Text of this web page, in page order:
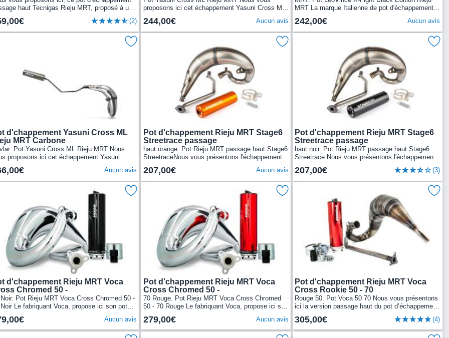
haut Tecnigas Rieju MRT, proposé à un
très intéressant.Ce pot d’échappement...
(2)
proposons ici cet échappement Yasuni Cross ML
d’acier...
244,00€ Aucun avis
MRT La marque Italienne de pot d'échappement
Leo Vince...
242,00€ Aucun avis
d'chappement Yasuni Cross ML
MRT Carbone
Pot Yasuni Cross ML Rieju MRT Nous
proposons ici cet échappement Yasuni
d’acier...
Aucun avis
Pot d'chappement Rieju MRT Stage6
Streetrace passage
haut orange. Pot Rieju MRT passage haut Stage6
StreetraceNous vous présentons l'échappement
Moto 50cc 2 temps,...
207,00€ Aucun avis
Pot d'chappement Rieju MRT Stage6
Streetrace passage
haut noir. Pot Rieju MRT passage haut Stage6
Streetrace Nous vous présentons l'échappement
Moto 50cc 2 temps,...
207,00€ (3)
d'chappement Rieju MRT Voca
Chromed 50 -
Pot Rieju MRT Voca Cross Chromed 50 -
Le fabriquant Voca, propose ici son pot
alu...
Aucun avis
Pot d'chappement Rieju MRT Voca
Cross Chromed 50 -
70 Rouge. Pot Rieju MRT Voca Cross Chromed
50 - 70 Rouge Le fabriquant Voca, propose ici son
cartouche alu...
279,00€ Aucun avis
Pot d'chappement Rieju MRT Voca
Cross Rookie 50 - 70
Rouge 50. Pot Voca 50 70 Nous vous présentons
ici la version passage haut du pot d’échappement
Rieju MRT, à...
305,00€ (4)